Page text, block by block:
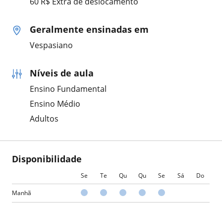
Geralmente ensinadas em
Vespasiano
Níveis de aula
Ensino Fundamental
Ensino Médio
Adultos
Disponibilidade
Se Te Qu Qu Se Sá Do
Manhã